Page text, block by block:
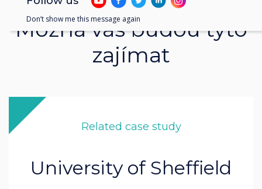
Možná vás budou tyto
zajímat
Related case study
University of Sheffield
Don’t show me this message again